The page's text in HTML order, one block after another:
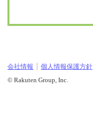
会社情報 個人情報保護方針
© Rakuten Group, Inc.